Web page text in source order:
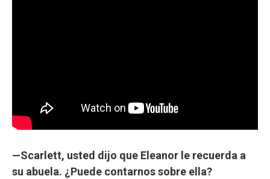
—Scarlett, usted dijo que Eleanor le recuerda a
su abuela. ¿Puede contarnos sobre ella?